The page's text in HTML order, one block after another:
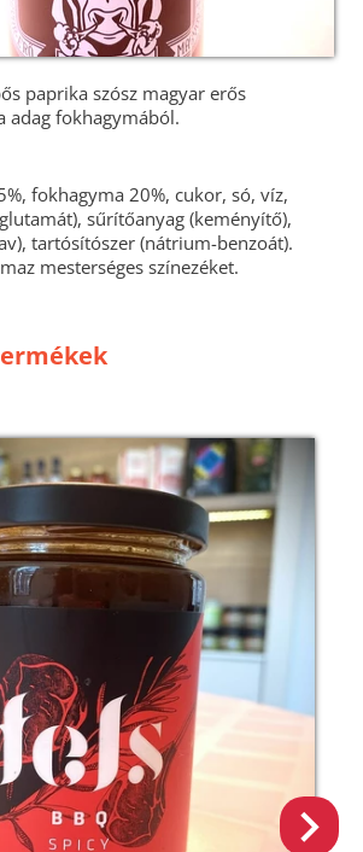
paprika szósz magyar erős
adag fokhagymából.
fokhagyma 20%, cukor, só, víz,
sűrítőanyag (keményítő),
tartósítószer (nátrium-benzoát).
mesterséges színezéket.